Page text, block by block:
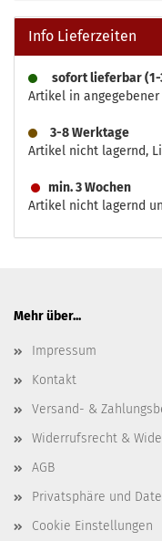
Info Lieferzeiten
sofort lieferbar (1-
Artikel in
3-8 Werktage
Artikel nicht lagernd,
min. 3 Wochen
Artikel nicht lagernd
Mehr über...
Impressum
Kontakt
Versand- &
Widerrufsrecht &
AGB
Privatsphäre und
Cookie Einstellungen